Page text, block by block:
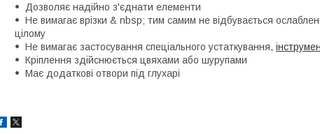
Дозволяє надійно з'єднати елементи
Не вимагає врізки & nbsp; тим самим не відбувається
цілому
Не вимагає застосування спеціального устаткування,
Кріплення здійснюється цвяхами або шурупами
Має додаткові отвори під глухарі